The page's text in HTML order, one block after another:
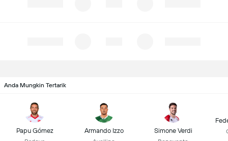
Anda Mungkin Tertarik
Papu Gómez Armando Izzo Simone Verdi